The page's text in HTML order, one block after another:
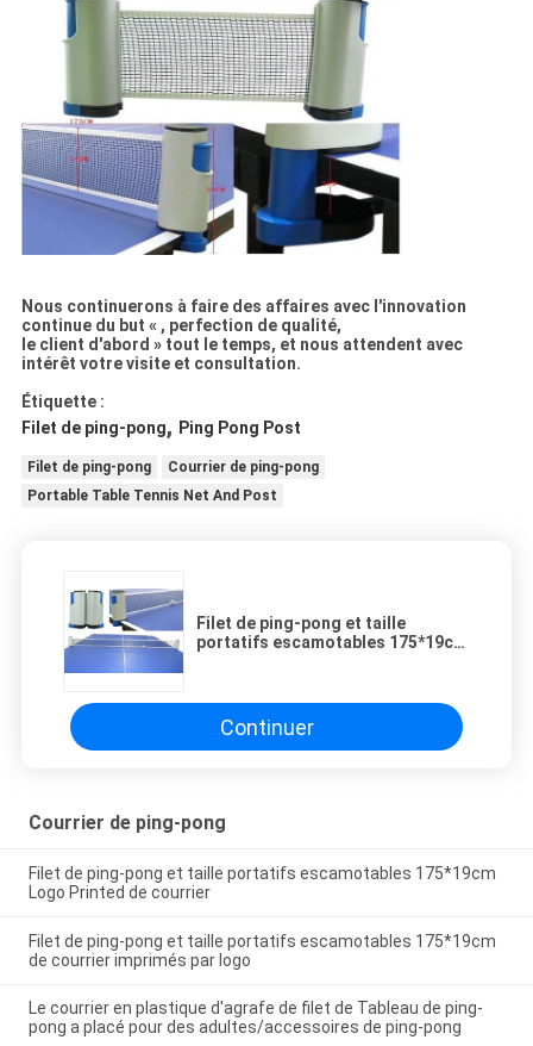
Nous continuerons à faire des affaires avec l'innovation
continue du but « , perfection de qualité,
le client d'abord » tout le temps, et nous attendent avec
intérêt votre visite et consultation.
Étiquette :
Filet de ping-pong, Ping Pong Post
Filet de ping-pong
Courrier de ping-pong
Portable Table Tennis Net And Post
Filet de ping-pong et taille
portatifs escamotables 175*19cm
Continuer
Courrier de ping-pong
Filet de ping-pong et taille portatifs escamotables 175*19cm
Logo Printed de courrier
Filet de ping-pong et taille portatifs escamotables 175*19cm
de courrier imprimés par logo
Le courrier en plastique d'agrafe de filet de Tableau de ping-
pong a placé pour des adultes/accessoires de ping-pong